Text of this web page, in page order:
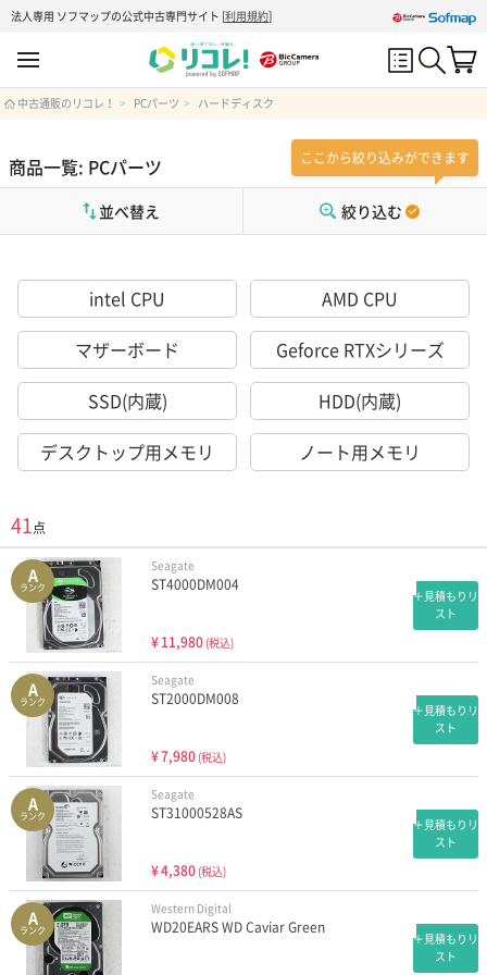
法人専用 ソフマップの公式中古専門サイト [利用規約]
中古通販のリコレ！ PCパーツ ハードディスク
商品一覧: PCパーツ ここから絞り込みができます
絞り込む
並べ替え
intel CPU
AMD CPU
マザーボード
Geforce RTXシリーズ
SSD(内蔵)
HDD(内蔵)
デスクトップ用メモリ
ノート用メモリ
41点
A
ランク
Seagate
ST4000DM004
¥11,980 (税込)
＋見積もりリ
スト
A
ランク
Seagate
ST2000DM008
¥7,980 (税込)
＋見積もりリ
スト
A
ランク
Seagate
ST31000528AS
¥4,380 (税込)
＋見積もりリ
スト
A
ランク
Western Digital
WD20EARS WD Caviar Green
＋見積もりリ
スト